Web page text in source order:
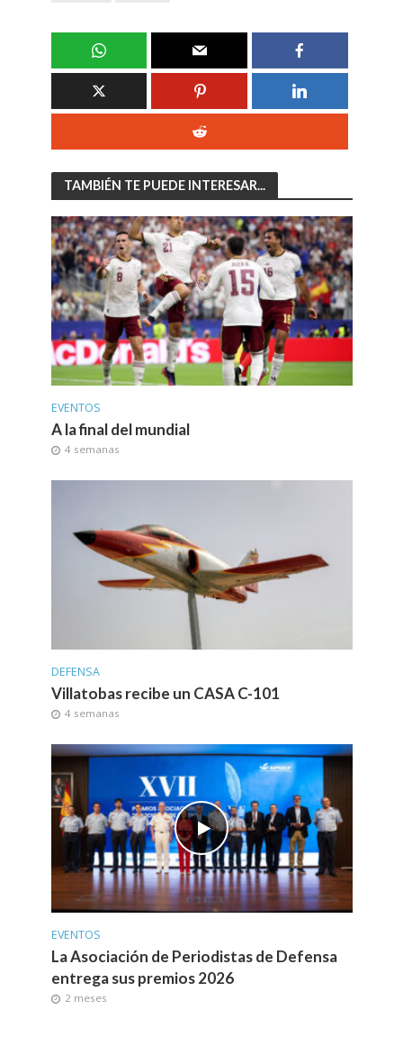
TAMBIÉN TE PUEDE INTERESAR...
EVENTOS
A la final del mundial
4 semanas
DEFENSA
Villatobas recibe un CASA C-101
4 semanas
EVENTOS
La Asociación de Periodistas de Defensa
entrega sus premios 2026
2 meses